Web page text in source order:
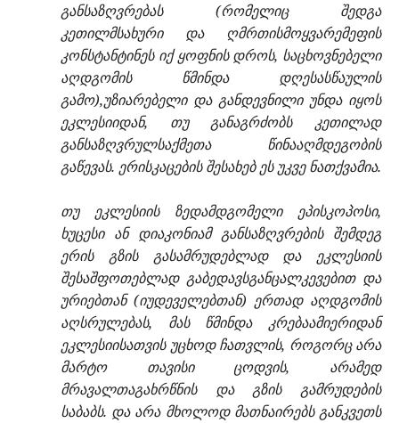
განსაზღვრებას (რომელიც შედგა
კეთილმსახური და ღმრთისმოყვარემეფის
კონსტანტინეს იქ ყოფნის დროს, საცხოვნებელი
აღდგომის წმინდა დღესასწაულის
გამო),უზიარებელი და განდევნილი უნდა იყოს
ეკლესიიდან, თუ განაგრძობს კეთილად
განსაზღვრულსაქმეთა წინააღმდეგობის
გაწევას. ერისკაცების შესახებ ეს უკვე ნათქვამია.
თუ ეკლესიის ზედამდგომელი ეპისკოპოსი,
ხუცესი ან დიაკონიამ განსაზღვრების შემდეგ
ერის გზის გასამრუდებლად და ეკლესიის
შესაშფოთებლად გაბედავსგანცალკევებით და
ურიებთან (იუდეველებთან) ერთად აღდგომის
აღსრულებას, მას წმინდა კრებაამიერიდან
ეკლესიისათვის უცხოდ ჩათვლის, როგორც არა
მარტო თავისი ცოდვის, არამედ
მრავალთაგახრწნის და გზის გამრუდების
საბაბს. და არა მხოლოდ მათნაირებს განკვეთს